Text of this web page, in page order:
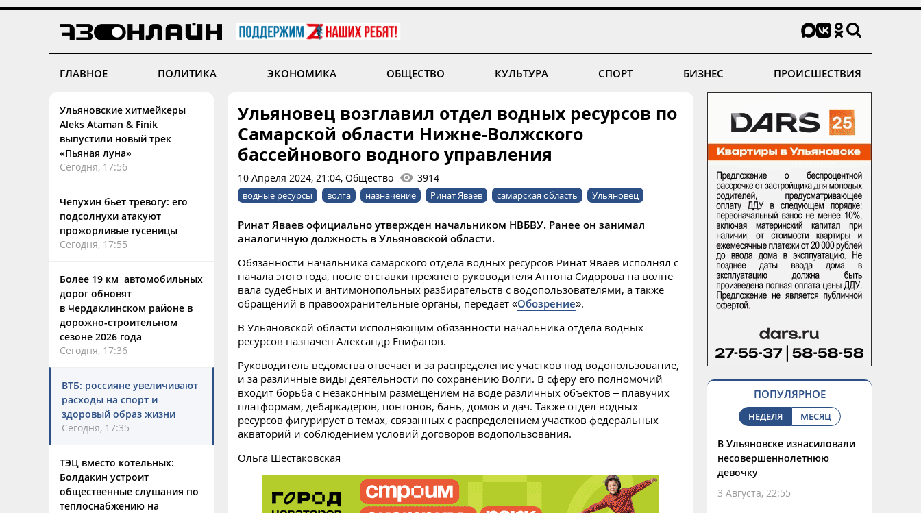
ГЛАВНОЕ ПОЛИТИКА ЭКОНОМИКА ОБЩЕСТВО КУЛЬТУРА СПОРТ БИЗНЕС ПРОИСШЕСТВИЯ
Ульяновские хитмейкеры
Aleks Ataman & Finik
выпустили новый трек
«Пьяная луна»
Сегодня, 17:56
Чепухин бьет тревогу: его
подсолнухи атакуют
прожорливые гусеницы
Сегодня, 17:55
Более 19 км автомобильных
дорог обновят
в Чердаклинском районе в
дорожно-строительном
сезоне 2026 года
Сегодня, 17:36
ВТБ: россияне увеличивают
расходы на спорт и
здоровый образ жизни
Сегодня, 17:35
ТЭЦ вместо котельных:
Болдакин устроит
общественные слушания по
теплоснабжению на
Ульяновец возглавил отдел водных ресурсов по
Самарской области Нижне-Волжского
бассейнового водного управления
10 Апреля 2024, 21:04, Общество 3914
водные ресурсы волга назначение Ринат Яваев самарская область Ульяновец
Ринат Яваев официально утвержден начальником НВБВУ. Ранее он занимал
аналогичную должность в Ульяновской области.
Обязанности начальника самарского отдела водных ресурсов Ринат Яваев исполнял с
начала этого года, после отставки прежнего руководителя Антона Сидорова на волне
вала судебных и антимонопольных разбирательств с водопользователями, а также
обращений в правоохранительные органы, передает «Обозрение».
В Ульяновской области исполняющим обязанности начальника отдела водных
ресурсов назначен Александр Епифанов.
Руководитель ведомства отвечает и за распределение участков под водопользование,
и за различные виды деятельности по сохранению Волги. В сферу его полномочий
входит борьба с незаконным размещением на воде различных объектов – плавучих
платформам, дебаркадеров, понтонов, бань, домов и дач. Также отдел водных
ресурсов фигурирует в темах, связанных с распределением участков федеральных
акваторий и соблюдением условий договоров водопользования.
Ольга Шестаковская
ПОПУЛЯРНОЕ
НЕДЕЛЯ МЕСЯЦ
В Ульяновске изнасиловали
несовершеннолетнюю
девочку
3 Августа, 22:55